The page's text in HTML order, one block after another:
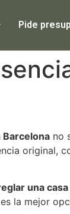
Pide
Barcelona no
original,
una
es la mejor